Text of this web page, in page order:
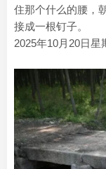
住那个什么的腰，
接成一根钉子。
2025年10月20日星